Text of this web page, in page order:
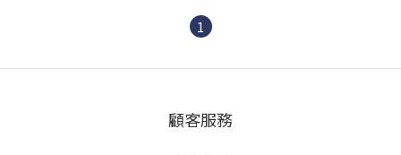
1
顧客服務